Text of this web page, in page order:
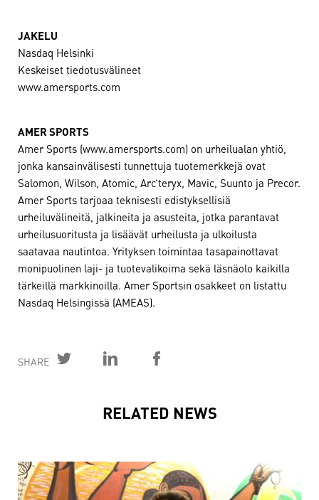
JAKELU
Nasdaq Helsinki
Keskeiset tiedotusvälineet
www.amersports.com
AMER SPORTS
Amer Sports (www.amersports.com) on urheilualan yhtiö,
jonka kansainvälisesti tunnettuja tuotemerkkejä ovat
Salomon, Wilson, Atomic, Arc’teryx, Mavic, Suunto ja Precor.
Amer Sports tarjoaa teknisesti edistyksellisiä
urheiluvälineitä, jalkineita ja asusteita, jotka parantavat
urheilusuoritusta ja lisäävät urheilusta ja ulkoilusta
saatavaa nautintoa. Yrityksen toimintaa tasapainottavat
monipuolinen laji- ja tuotevalikoima sekä läsnäolo kaikilla
tärkeillä markkinoilla. Amer Sportsin osakkeet on listattu
Nasdaq Helsingissä (AMEAS).
SHARE
RELATED NEWS